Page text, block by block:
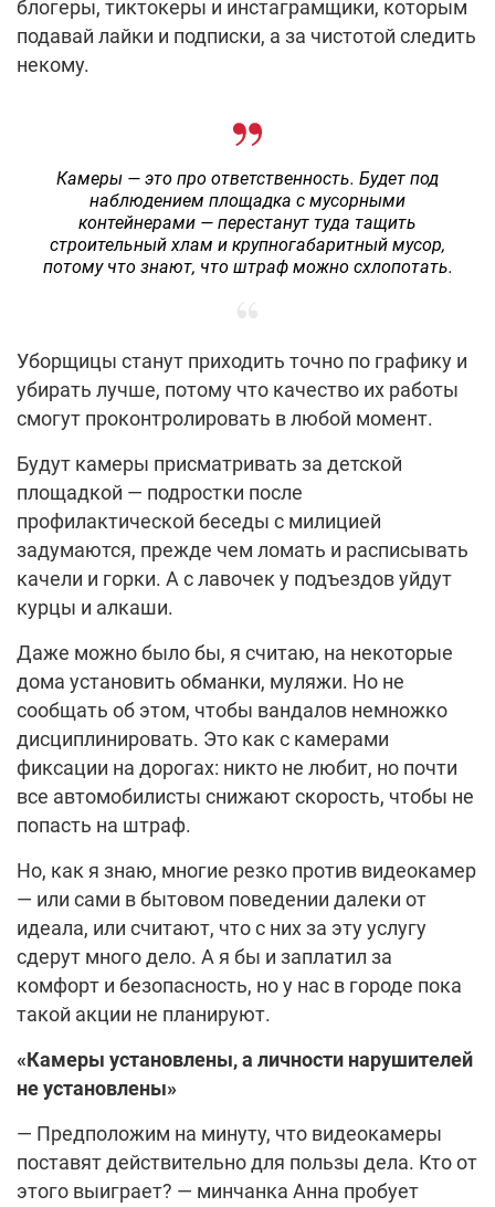
блогеры, тиктокеры и инстаграмщики, которым
подавай лайки и подписки, а за чистотой следить
некому.
Камеры — это про ответственность. Будет под
наблюдением площадка с мусорными
контейнерами — перестанут туда тащить
строительный хлам и крупногабаритный мусор,
потому что знают, что штраф можно схлопотать.
Уборщицы станут приходить точно по графику и
убирать лучше, потому что качество их работы
смогут проконтролировать в любой момент.
Будут камеры присматривать за детской
площадкой — подростки после
профилактической беседы с милицией
задумаются, прежде чем ломать и расписывать
качели и горки. А с лавочек у подъездов уйдут
курцы и алкаши.
Даже можно было бы, я считаю, на некоторые
дома установить обманки, муляжи. Но не
сообщать об этом, чтобы вандалов немножко
дисциплинировать. Это как с камерами
фиксации на дорогах: никто не любит, но почти
все автомобилисты снижают скорость, чтобы не
попасть на штраф.
Но, как я знаю, многие резко против видеокамер
— или сами в бытовом поведении далеки от
идеала, или считают, что с них за эту услугу
сдерут много дело. А я бы и заплатил за
комфорт и безопасность, но у нас в городе пока
такой акции не планируют.
«Камеры установлены, а личности нарушителей
не установлены»
— Предположим на минуту, что видеокамеры
поставят действительно для пользы дела. Кто от
этого выиграет? — минчанка Анна пробует